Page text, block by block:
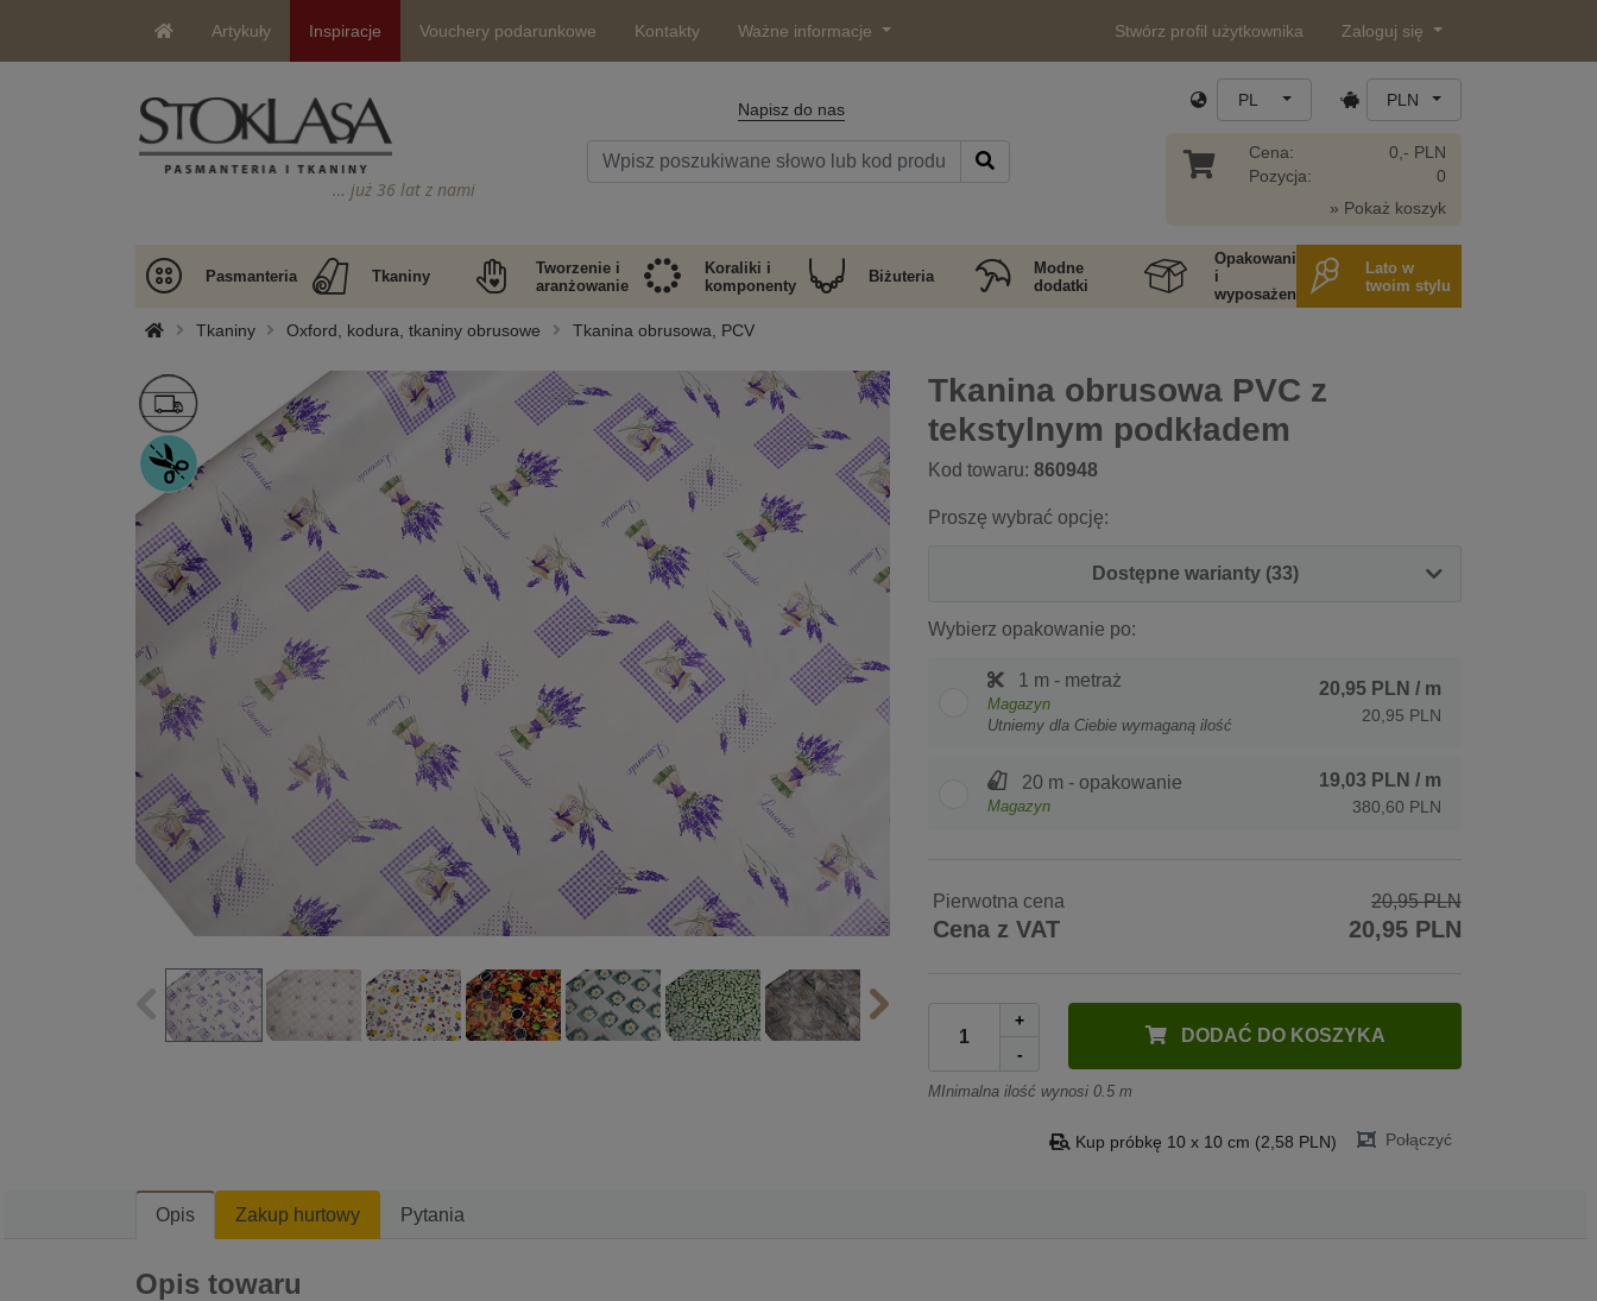
Artykuły Inspiracje Vouchery podarunkowe Kontakty Ważne informacje Stwórz profil użytkownika Zaloguj się
… już 36 lat z nami
Napisz do nas PL PLN
Cena:
Pozycja:
0,- PLN
0
» Pokaż koszyk
Pasmanteria Tkaniny
Tworzenie i
aranżowanie
Koraliki i
komponenty
Biżuteria
Modne
dodatki
Opakowania
i
wyposażenie
Lato w
twoim stylu
Tkaniny Oxford, kodura, tkaniny obrusowe Tkanina obrusowa, PCV
Tkanina obrusowa PVC z
tekstylnym podkładem
Kod towaru: 860948
Proszę wybrać opcję:
Dostępne warianty (33)
Wybierz opakowanie po:
1 m - metraż
Magazyn
Utniemy dla Ciebie wymaganą ilość
20,95 PLN / m
20,95 PLN
20 m - opakowanie
Magazyn
19,03 PLN / m
380,60 PLN
Pierwotna cena 20,95 PLN
Cena z VAT 20,95 PLN
+
-
DODAĆ DO KOSZYKA
MInimalna ilość wynosi 0.5 m
Kup próbkę 10 x 10 cm (2,58 PLN) Połączyć
Opis Zakup hurtowy Pytania
Opis towaru